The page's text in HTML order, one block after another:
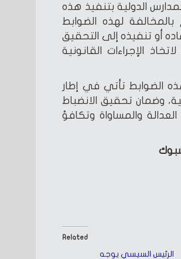
الدولية بتنفيذ هذه
لهذه الضوابط
أو تنفيذه إلى التحقيق
الإجراءات القانونية
هذه الضوابط تأتي في إطار
وضمان تحقيق الانضباط
والمساواة وتكافؤ
Related
الرئيس السيسي يوجه